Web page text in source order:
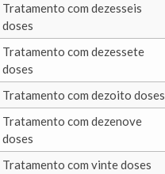
Tratamento com dezesseis
doses
Tratamento com dezessete
doses
Tratamento com dezoito doses
Tratamento com dezenove
doses
Tratamento com vinte doses